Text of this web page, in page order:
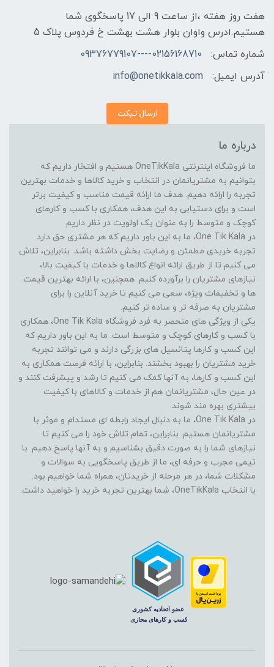
هفت روز هفته ،از ساعت 9 الی 17 پاسخگوی شما
هستیم.ادرس واوان بلوار هشت بهشت خ فردوس پلاک 5
شماره تماس:
02156168710----09376779107
آدرس ایمیل:
info@onetikkala.com
ارسال تیکت
درباره ما
ما فروشگاه اینترنتی OneTikKala هستیم و افتخار داریم که
بتوانیم به مشتریانمان در انتخاب و خرید کالاها و خدمات بهترین
تجربه را ارائه دهیم. هدف ما ارائه قیمت مناسب و کیفیت برتر
است و برای دستیابی به این هدف، همکاری با کسب و کارهای
کوچک و متوسط را به عنوان یک اولویت در نظر داریم.
در One Tik Kala، ما به این باور داریم که هر مشتری حق دارد
تجربه خریدی مطمئن و رضایت بخش داشته باشد. بنابراین، تلاش
می کنیم تا از طریق ارائه انواع کالاها و خدمات با کیفیت بالا،
نیازهای مشتریان را برآورده کنیم. همچنین، با ارائه بهترین قیمت
ها و تخفیفات ویژه، سعی می کنیم تا خرید آنلاین را برای
مشتریان به صرفه تر و ساده تر کنیم.
یکی از ویژگی های منحصر به فرد فروشگاه One Tik Kala، همکاری
با کسب و کارهای کوچک و متوسط است. ما به این باور داریم که
این کسب و کارها پتانسیل های بزرگی دارند و می توانند تجربه
خرید مشتریان را بهبود بخشند. بنابراین، با ارائه فرصت همکاری به
این کسب و کارها، به آنها کمک می کنیم تا رشد و پیشرفت کنند و
در عین حال، مشتریانمان هم از خدمات و کالاهای با کیفیت
بیشتری بهره مند شوند.
در One Tik Kala، ما به دنبال ایجاد رابطه ای مستدام و موثر با
مشتریانمان هستیم. بنابراین، تمام تلاش خود را می کنیم تا
نیازهای شما را به صورت دقیق بشناسیم و به آنها پاسخ دهیم. با
تیمی مجرب و حرفه ای، ما از طریق پاسخگویی به سوالات و
مشکلات شما، در هر مرحله از خریدتان، همراه شما خواهیم بود.
با انتخاب OneTikKala، شما بهترین تجربه خرید را خواهید داشت.